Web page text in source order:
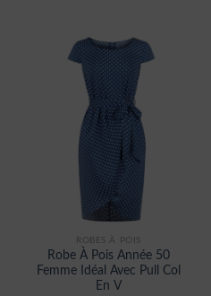
ROBES À POIS
Robe À Pois Année 50
Femme Idéal Avec Pull Col
En V